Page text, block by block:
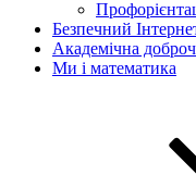
Безпечний
Академічна
Ми і математика